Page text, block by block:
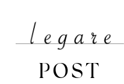
POST